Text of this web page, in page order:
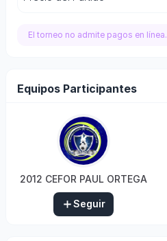
El torneo no admite pagos en línea.
Equipos Participantes
2012 CEFOR PAUL ORTEGA
Seguir